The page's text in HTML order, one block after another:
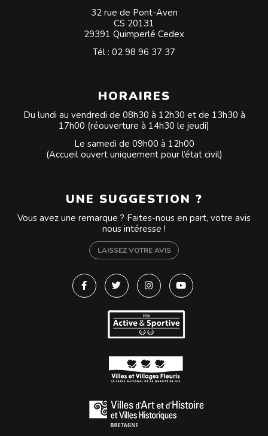
32 rue de Pont-Aven
CS 20131
29391 Quimperlé Cedex
Tél : 02 98 96 37 37
HORAIRES
Du lundi au vendredi de 08h30 à 12h30 et de 13h30 à
17h00 (réouverture à 14h30 le jeudi)
Le samedi de 09h00 à 12h00
(Accueil ouvert uniquement pour l’état civil)
UNE SUGGESTION ?
Vous avez une remarque ? Faites-nous en part, votre avis
nous intéresse !
LAISSEZ VOTRE AVIS
Lien vers le compte Facebook
Lien vers le compte Twitter
Lien vers le compte
Lien vers la chaîne